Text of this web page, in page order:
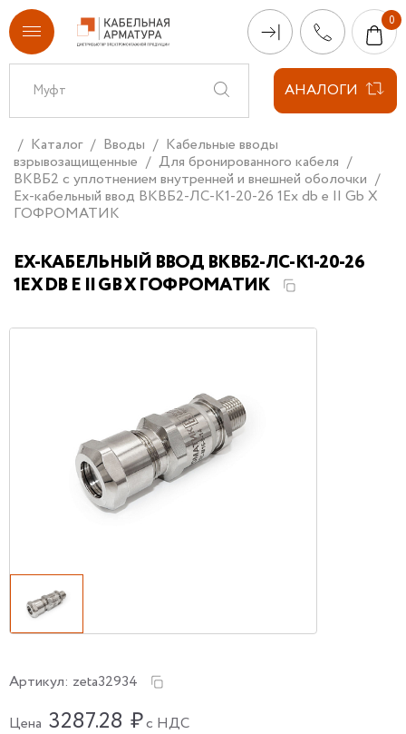
АНАЛОГИ
Каталог Вводы
Кабельные вводы
взрывозащищенные
Для бронированного кабеля
ВКВБ2 с уплотнением внутренней и внешней оболочки
Ех-кабельный ввод ВКВБ2-ЛС-К1-20-26 1Ex db e II Gb X
ГОФРОМАТИК
ЕХ-КАБЕЛЬНЫЙ ВВОД ВКВБ2-ЛС-К1-20-26
1EX DB E II GB X ГОФРОМАТИК
Артикул: zeta32934
Цена 3287.28 ₽с НДС